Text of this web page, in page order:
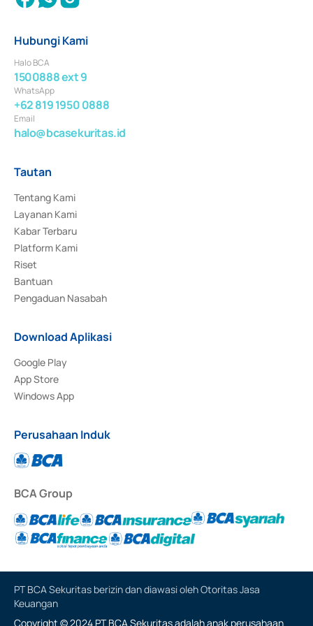
Hubungi Kami
Halo BCA
1500888 ext 9
WhatsApp
+62 819 1950 0888
Email
halo@bcasekuritas.id
Tautan
Tentang Kami
Layanan Kami
Kabar Terbaru
Platform Kami
Riset
Bantuan
Pengaduan Nasabah
Download Aplikasi
Google Play
App Store
Windows App
Perusahaan Induk
BCA Group
PT BCA Sekuritas berizin dan diawasi oleh Otoritas Jasa
Keuangan
Copyright © 2024 PT BCA Sekuritas adalah anak perusahaan